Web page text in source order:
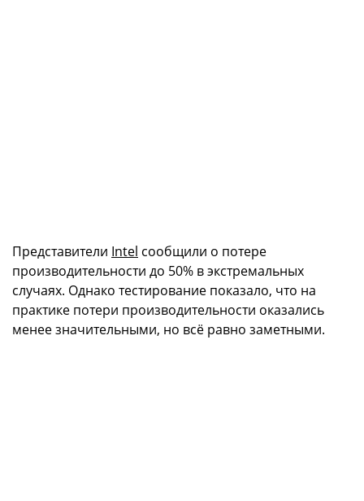
Представители Intel сообщили о потере
производительности до 50% в экстремальных
случаях. Однако тестирование показало, что на
практике потери производительности оказались
менее значительными, но всё равно заметными.